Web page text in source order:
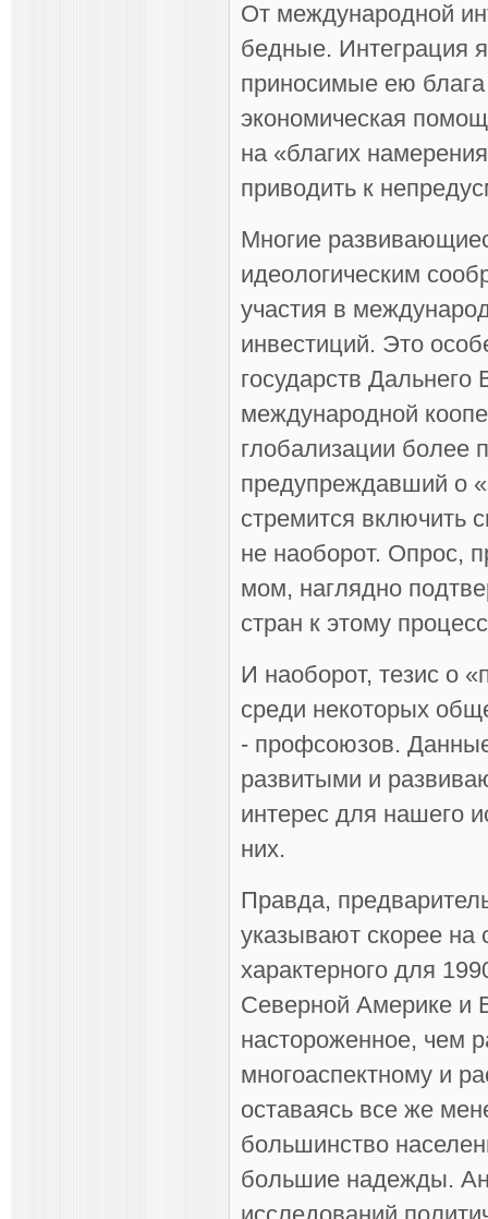
От международной
бедные. Интеграция
приносимые ею блага
экономическая
на «благих
приводить к
Многие
идеологическим
участия в
инвестиций. Это
государств
международной
глобализации более
предупреждавший о
стремится вклю­чить
не наобо­рот. Опрос,
мом, наглядно
стран к этому
И наоборот, тезис о
среди некоторых
- профсоюзов.
развитыми и
интерес для нашего
них.
Правда,
указывают скорее на
характерного для
Северной Америке и
настороженное, чем
многоаспектному и
оставаясь все же
большинство
большие надежды.